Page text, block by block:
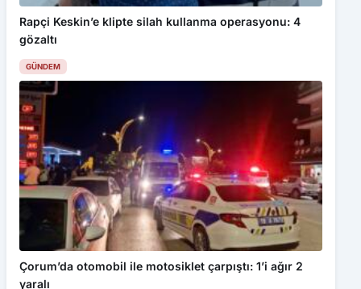
Rapçi Keskin’e klipte silah kullanma operasyonu: 4
gözaltı
GÜNDEM
Çorum’da otomobil ile motosiklet çarpıştı: 1’i ağır 2
yaralı